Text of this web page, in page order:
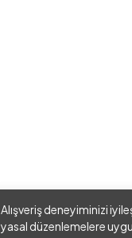
Alışveriş deneyiminizi
yasal düzenlemelere